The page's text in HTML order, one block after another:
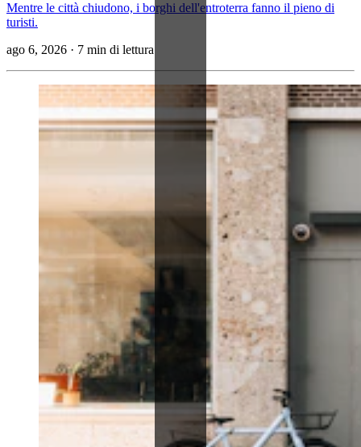
Mentre le città chiudono, i borghi dell'entroterra fanno il pieno di
turisti.
ago 6, 2026 · 7 min di lettura